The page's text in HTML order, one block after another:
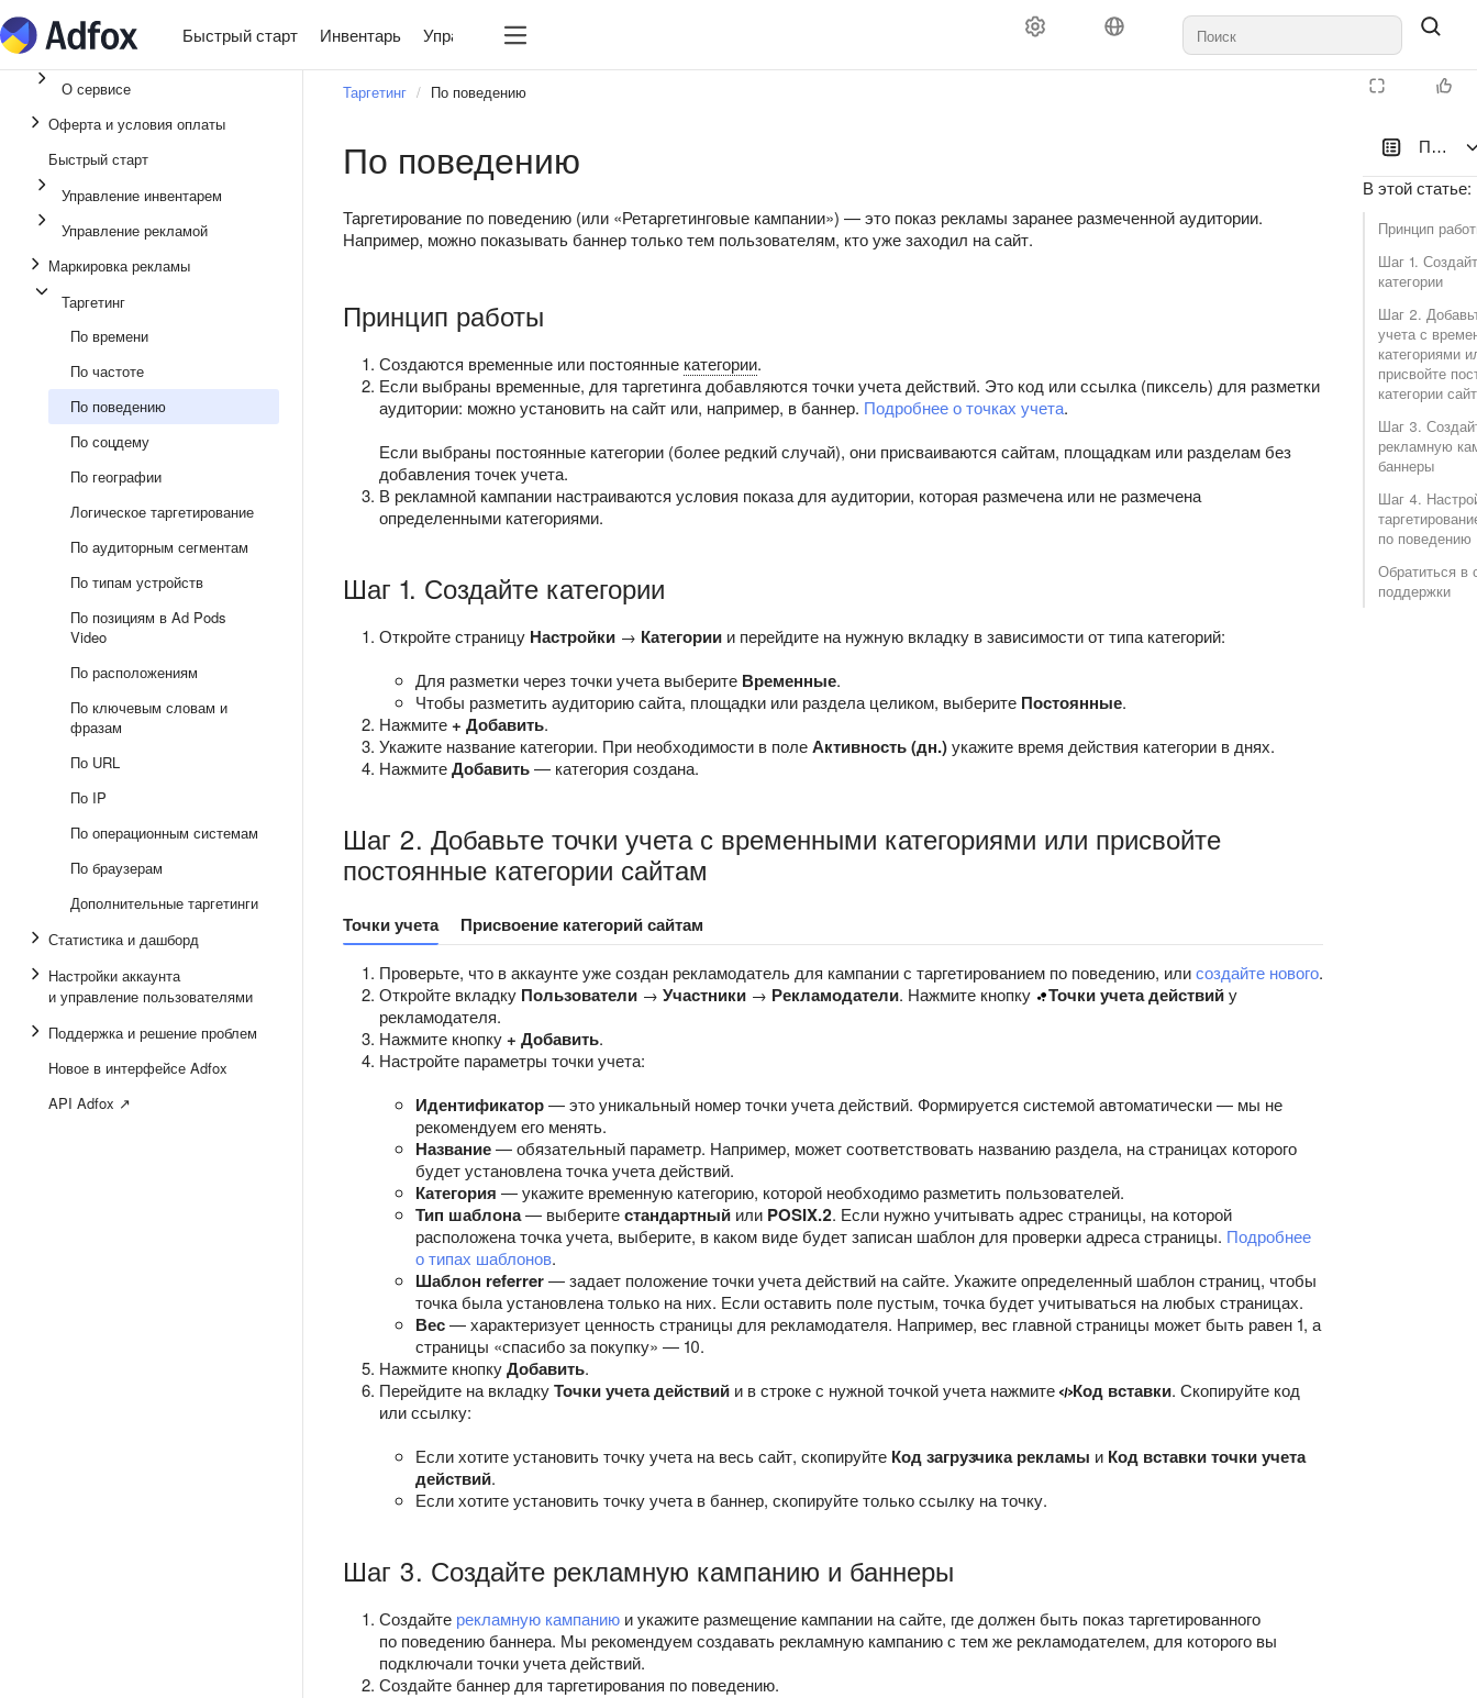
Быстрый старт Инвентарь Управление рекламой
О сервисе
Оферта и условия оплаты
Быстрый старт
Управление инвентарем
Управление рекламой
Маркировка рекламы
Таргетинг
По времени
По частоте
По поведению
По соцдему
По географии
Логическое таргетирование
По аудиторным сегментам
По типам устройств
По позициям в Ad Pods
Video
По расположениям
По ключевым словам и
фразам
По URL
По IP
По операционным системам
По браузерам
Дополнительные таргетинги
Статистика и дашборд
Настройки аккаунта
и управление пользователями
Поддержка и решение проблем
Новое в интерфейсе Adfox
API Adfox ↗
По
В этой статье:
Принцип
Шаг 1.
категории
Шаг 2.
учета с
категориями
присвойте
категории
Шаг 3.
рекламную
баннеры
Шаг 4.
по поведению
Обратиться в
поддержки
Таргетинг По поведению
По поведению
Таргетирование по поведению (или «Ретаргетинговые кампании») — это показ рекламы заранее размеченной аудитории.
Например, можно показывать баннер только тем пользователям, кто уже заходил на сайт.
Принцип работы
Создаются временные или постоянные категории.
Если выбраны временные, для таргетинга добавляются точки учета действий. Это код или ссылка (пиксель) для разметки
аудитории: можно установить на сайт или, например, в баннер. Подробнее о точках учета.
Если выбраны постоянные категории (более редкий случай), они присваиваются сайтам, площадкам или разделам без
добавления точек учета.
В рекламной кампании настраиваются условия показа для аудитории, которая размечена или не размечена
определенными категориями.
Шаг 1. Создайте категории
Откройте страницу Настройки → Категории и перейдите на нужную вкладку в зависимости от типа категорий:
Для разметки через точки учета выберите Временные.
Чтобы разметить аудиторию сайта, площадки или раздела целиком, выберите Постоянные.
Нажмите + Добавить.
Укажите название категории. При необходимости в полеАктивность (дн.)укажите время действия категории в днях.
НажмитеДобавить— категория создана.
Шаг 2. Добавьте точки учета с временными категориями или присвойте
постоянные категории сайтам
Точки учета Присвоение категорий сайтам
Проверьте, что в аккаунте уже создан рекламодатель для кампании с таргетированием по поведению, илисоздайте нового.
Откройте вкладку Пользователи → Участники → Рекламодатели. Нажмите кнопку Точки учета действийу
рекламодателя.
Нажмите кнопку + Добавить.
Настройте параметры точки учета:
Идентификатор— это уникальный номер точки учета действий. Формируется системой автоматически — мы не
рекомендуем его менять.
Название— обязательный параметр. Например, может соответствовать названию раздела, на страницах которого
будет установлена точка учета действий.
Категория — укажите временную категорию, которой необходимо разметить пользователей.
Тип шаблона— выберитестандартный или POSIX.2. Если нужно учитывать адрес страницы, на которой
расположена точка учета, выберите, в каком виде будет записан шаблон для проверки адреса страницы. Подробнее
о типах шаблонов.
Шаблон referrer— задает положение точки учета действий на сайте. Укажите определенный шаблон страниц, чтобы
точка была установлена только на них. Если оставить поле пустым, точка будет учитываться на любых страницах.
Вес— характеризует ценность страницы для рекламодателя. Например, вес главной страницы может быть равен 1, а
страницы «спасибо за покупку» — 10.
Нажмите кнопкуДобавить.
Перейдите на вкладкуТочки учета действий и в строке с нужной точкой учета нажмите Код вставки. Скопируйте код
или ссылку:
Если хотите установить точку учета на весь сайт, скопируйте Код загрузчика рекламы и Код вставки точки учета
действий.
Если хотите установить точку учета в баннер, скопируйте только ссылку на точку.
Шаг 3. Создайте рекламную кампанию и баннеры
Создайте рекламную кампанию и укажите размещение кампании на сайте, где должен быть показ таргетированного
по поведению баннера. Мы рекомендуем создавать рекламную кампанию с тем же рекламодателем, для которого вы
подключали точки учета действий.
Создайте баннер для таргетирования по поведению.